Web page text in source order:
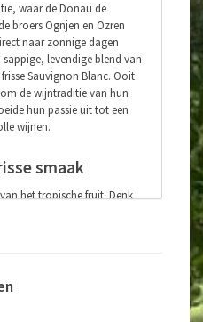
waar de Donau de
broers Ognjen en Ozren
naar zonnige dagen
levendige blend van
Sauvignon Blanc. Ooit
de wijntraditie van hun
hun passie uit tot een
wijnen.
smaak
het tropische fruit. Denk